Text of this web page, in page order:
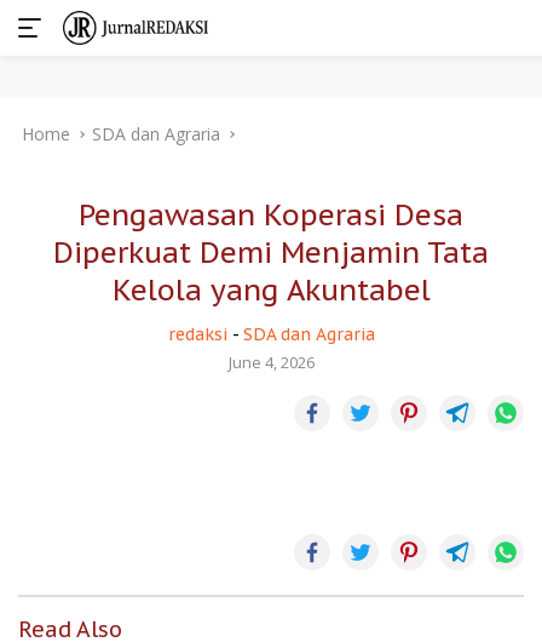
Home SDA dan Agraria
Pengawasan Koperasi Desa
Diperkuat Demi Menjamin Tata
Kelola yang Akuntabel
redaksi - SDA dan Agraria
June 4, 2026
Read Also